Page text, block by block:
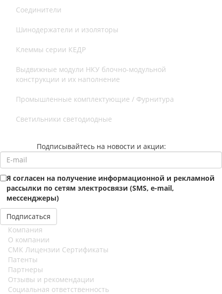
Соединители
Шинодержатели и изоляторы
Клеммы серии КЕДР
Выдвижные модули НКУ блочно-модульной
конструкции и их наполнение
Промышленные комплектующие / Фурнитура
Светильники светодиодные
Подписывайтесь на новости и акции:
Я согласен на получение информационной и рекламной
рассылки по сетям электросвязи (SMS, e-mail,
мессенджеры)
Компания
О компании
СМК Лицензии Сертификаты
Патенты
Партнеры
Отзывы и рекомендации
Социальная ответственность